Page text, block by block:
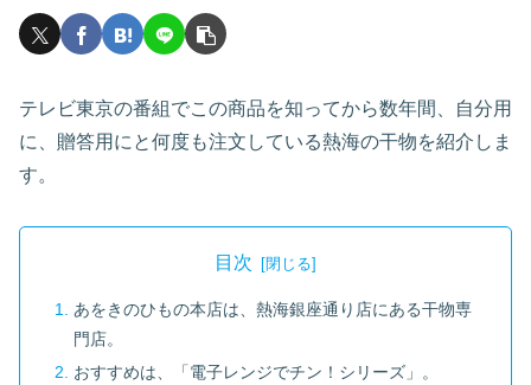
テレビ東京の番組でこの商品を知ってから数年間、自分用
に、贈答用にと何度も注文している熱海の干物を紹介しま
す。
目次
あをきのひもの本店は、熱海銀座通り店にある干物専
門店。
おすすめは、「電子レンジでチン！シリーズ」。